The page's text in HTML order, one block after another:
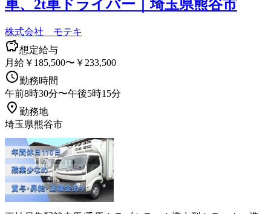
車、2t車ドライバー｜埼玉県熊谷市
株式会社 モテキ
想定給与
月給￥185,500〜￥233,500
勤務時間
午前8時30分〜午後5時15分
勤務地
埼玉県熊谷市